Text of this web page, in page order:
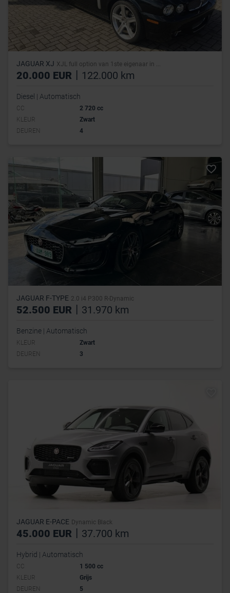
JAGUAR XJ XJL full option van 1ste eigenaar in ...
20.000 EUR | 122.000 km
Diesel | Automatisch
CC
2 720 cc
KLEUR
Zwart
DEUREN
4
JAGUAR F-TYPE 2.0 i4 P300 R-Dynamic
52.500 EUR | 31.970 km
Benzine | Automatisch
KLEUR
Zwart
DEUREN
3
JAGUAR E-PACE Dynamic Black
45.000 EUR | 37.700 km
Hybrid | Automatisch
CC
1 500 cc
KLEUR
Grijs
DEUREN
5